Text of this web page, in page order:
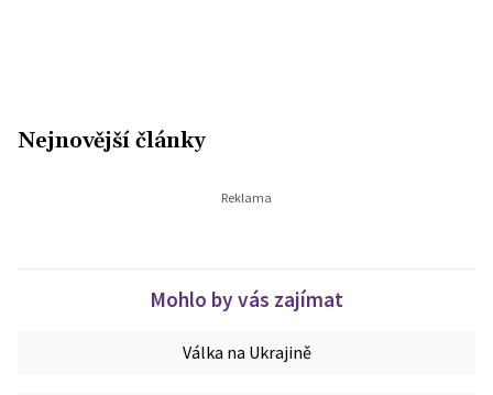
Nejnovější články
Mohlo by vás zajímat
Válka na Ukrajině